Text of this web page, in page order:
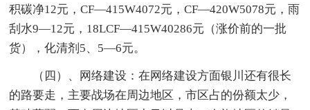
积碳净12元，CF—415W4072元，CF—420W5078元，雨
刮水9—12元，18LCF—415W40286元（涨价前的一批
货），化清剂5、5—6元。
（四）、网络建设：在网络建设方面银川还有很长
的路要走，主要战场在周边地区，市区占的份额太少，